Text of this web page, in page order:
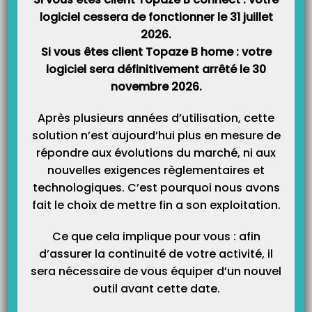
logiciel cessera de fonctionner le 31 juillet
2026.
Si vous êtes client Topaze B home : votre
logiciel sera définitivement arrêté le 30
novembre 2026.
Après plusieurs années d’utilisation, cette
solution n’est aujourd’hui plus en mesure de
répondre aux évolutions du marché, ni aux
nouvelles exigences règlementaires et
technologiques. C’est pourquoi nous avons
fait le choix de mettre fin a son exploitation.
Ce que cela implique pour vous : afin
d’assurer la continuité de votre activité, il
sera nécessaire de vous équiper d’un nouvel
outil avant cette date.